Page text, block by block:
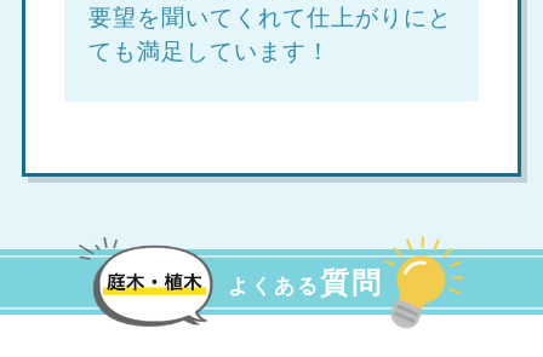
要望を聞いてくれて仕上がりにと
ても満足しています！
よくある質問